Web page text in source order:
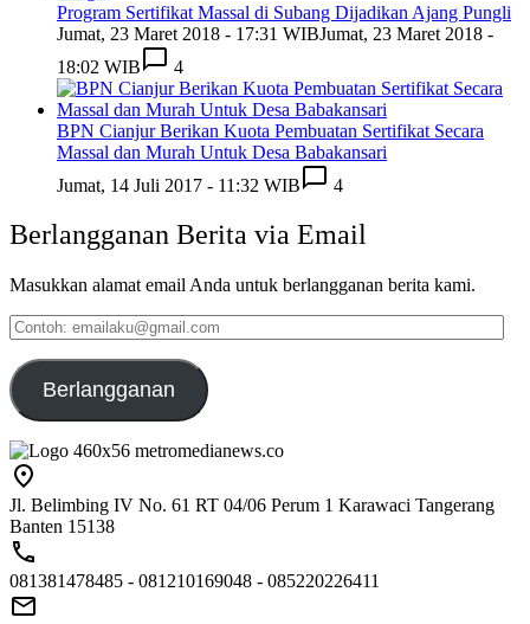
Program Sertifikat Massal di Subang Dijadikan Ajang Pungli
Jumat, 23 Maret 2018 - 17:31 WIBJumat, 23 Maret 2018 -
18:02 WIB
4
BPN Cianjur Berikan Kuota Pembuatan Sertifikat Secara
Massal dan Murah Untuk Desa Babakansari
Jumat, 14 Juli 2017 - 11:32 WIB
4
Berlangganan Berita via Email
Masukkan alamat email Anda untuk berlangganan berita kami.
Contoh:
emailaku@gmail.com
Berlangganan
Jl. Belimbing IV No. 61 RT 04/06 Perum 1 Karawaci Tangerang
Banten 15138
081381478485 - 081210169048 - 085220226411